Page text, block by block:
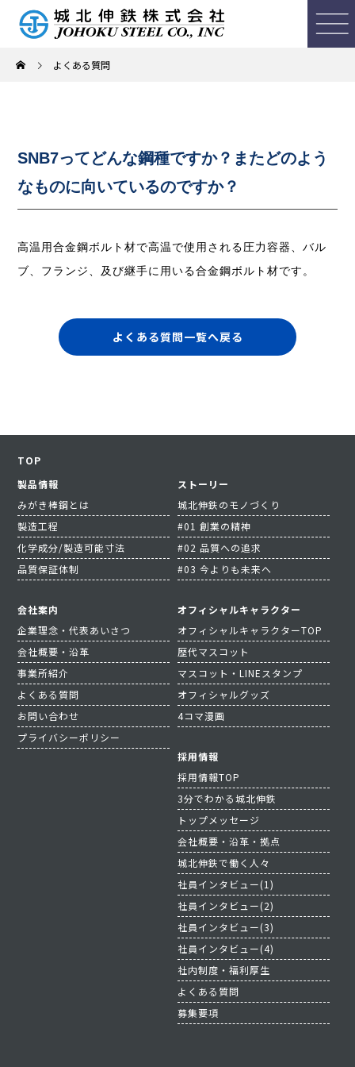
よくある質問
SNB7ってどんな鋼種ですか？またどのよう
なものに向いているのですか？
高温用合金鋼ボルト材で高温で使用される圧力容器、バル
ブ、フランジ、及び継手に用いる合金鋼ボルト材です。
よくある質問一覧へ戻る
TOP
製品情報
みがき棒鋼とは
製造工程
化学成分/製造可能寸法
品質保証体制
ストーリー
城北伸鉄のモノづくり
#01 創業の精神
#02 品質への追求
#03 今よりも未来へ
会社案内
企業理念・代表あいさつ
会社概要・沿革
事業所紹介
よくある質問
お問い合わせ
プライバシーポリシー
オフィシャルキャラクター
オフィシャルキャラクターTOP
歴代マスコット
マスコット・LINEスタンプ
オフィシャルグッズ
4コマ漫画
採用情報
採用情報TOP
3分でわかる城北伸鉄
トップメッセージ
会社概要・沿革・拠点
城北伸鉄で働く人々
社員インタビュー(1)
社員インタビュー(2)
社員インタビュー(3)
社員インタビュー(4)
社内制度・福利厚生
よくある質問
募集要項